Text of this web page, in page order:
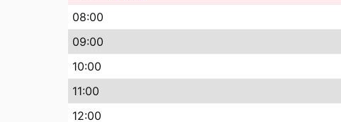
08:00
09:00
10:00
11:00
12:00